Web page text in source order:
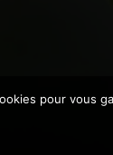
pour vous